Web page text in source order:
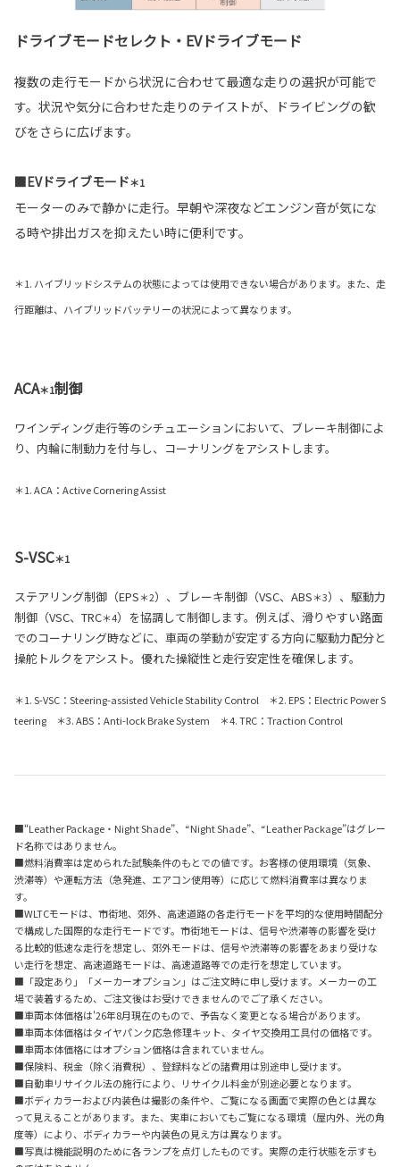
ドライブモードセレクト・EVドライブモード
複数の走行モードから状況に合わせて最適な走りの選択が可能で
す。状況や気分に合わせた走りのテイストが、ドライビングの歓
びをさらに広げます。
■EVドライブモード＊1
モーターのみで静かに走行。早朝や深夜などエンジン音が気にな
る時や排出ガスを抑えたい時に便利です。
＊1. ハイブリッドシステムの状態によっては使用できない場合があります。また、走
行距離は、ハイブリッドバッテリーの状況によって異なります。
ACA＊1制御
ワインディング走行等のシチュエーションにおいて、ブレーキ制御によ
り、内輪に制動力を付与し、コーナリングをアシストします。
＊1. ACA：Active Cornering Assist
S-VSC＊1
ステアリング制御（EPS＊2）、ブレーキ制御（VSC、ABS＊3）、駆動力
制御（VSC、TRC＊4）を協調して制御します。例えば、滑りやすい路面
でのコーナリング時などに、車両の挙動が安定する方向に駆動力配分と
操舵トルクをアシスト。優れた操縦性と走行安定性を確保します。
＊1. S-VSC：Steering-assisted Vehicle Stability Control ＊2. EPS：Electric Power S
teering ＊3. ABS：Anti-lock Brake System ＊4. TRC：Traction Control
■“Leather Package・Night Shade”、“Night Shade”、“Leather Package”はグレー
ド名称ではありません。
■燃料消費率は定められた試験条件のもとでの値です。お客様の使用環境（気象、
渋滞等）や運転方法（急発進、エアコン使用等）に応じて燃料消費率は異なりま
す。
■WLTCモードは、市街地、郊外、高速道路の各走行モードを平均的な使用時間配分
で構成した国際的な走行モードです。市街地モードは、信号や渋滞等の影響を受け
る比較的低速な走行を想定し、郊外モードは、信号や渋滞等の影響をあまり受けな
い走行を想定、高速道路モードは、高速道路等での走行を想定しています。
■「設定あり」「メーカーオプション」はご注文時に申し受けます。メーカーの工
場で装着するため、ご注文後はお受けできませんのでご了承ください。
■車両本体価格は'26年8月現在のもので、予告なく変更となる場合があります。
■車両本体価格はタイヤパンク応急修理キット、タイヤ交換用工具付の価格です。
■車両本体価格にはオプション価格は含まれていません。
■保険料、税金（除く消費税）、登録料などの諸費用は別途申し受けます。
■自動車リサイクル法の施行により、リサイクル料金が別途必要となります。
■ボディカラーおよび内装色は撮影の条件や、ご覧になる画面で実際の色とは異な
って見えることがあります。また、実車においてもご覧になる環境（屋内外、光の角
度等）により、ボディカラーや内装色の見え方は異なります。
■写真は機能説明のために各ランプを点灯したものです。実際の走行状態を示すも